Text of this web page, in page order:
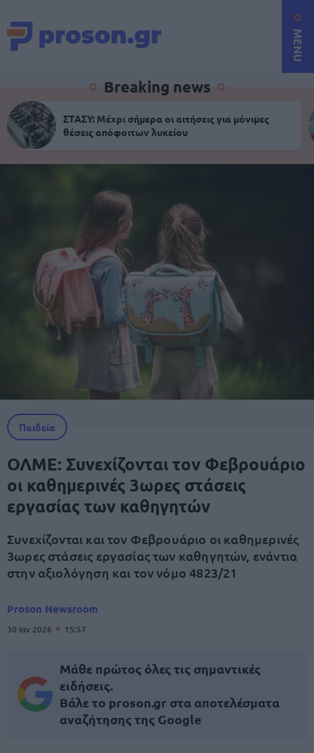
MENU
Breaking news
ΣΤΑΣΥ: Μέχρι σήμερα οι αιτήσεις για μόνιμες
θέσεις απόφοιτων λυκείου
Παιδεία
ΟΛΜΕ: Συνεχίζονται τον Φεβρουάριο
οι καθημερινές 3ωρες στάσεις
εργασίας των καθηγητών
Συνεχίζονται και τον Φεβρουάριο οι καθημερινές
3ωρες στάσεις εργασίας των καθηγητών, ενάντια
στην αξιολόγηση και τον νόμο 4823/21
Proson Newsroom
30 Ιαν 2026 15:57
Μάθε πρώτος όλες τις σημαντικές
ειδήσεις.
Βάλε το proson.gr στα αποτελέσματα
αναζήτησης της Google